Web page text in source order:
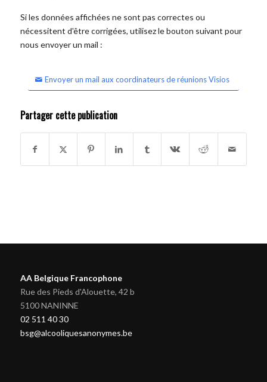
Si les données affichées ne sont pas correctes ou
nécessitent d'être corrigées, utilisez le bouton suivant pour
nous envoyer un mail :
Envoyer un mail aux coordinateurs de réunions Visios
Partager cette publication
AA Belgique Francophone
Rue des Pieds d'Alouette, 42 b
5100 NANINNE
02 511 40 30
bsg@alcooliquesanonymes.be